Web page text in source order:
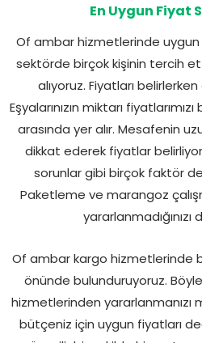
En Uygun Fiyat
Of ambar hizmetlerinde
sektörde birçok kişinin tercih
alıyoruz. Fiyatları
Eşyalarınızın miktarı
arasında yer alır. Mesafenin
dikkat ederek fiyatlar
sorunlar gibi birçok faktör de
Paketleme ve marangoz
yararlanmadığınızı
Of ambar kargo hizmetlerinde
önünde bulunduruyoruz.
hizmetlerinden yararlanmanızı
bütçeniz için uygun fiyatları